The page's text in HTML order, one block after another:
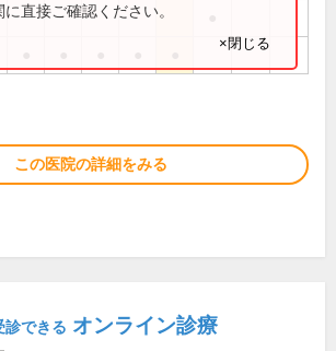
直接ご確認ください。
×閉じる
この医院の詳細をみる
診できる オンライン診療